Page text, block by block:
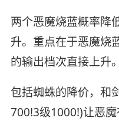
两个恶魔烧蓝概率降
升。重点在于恶魔烧
的输出档次直接上升。
包括蜘蛛的降价，和
700!3级1000!)让恶